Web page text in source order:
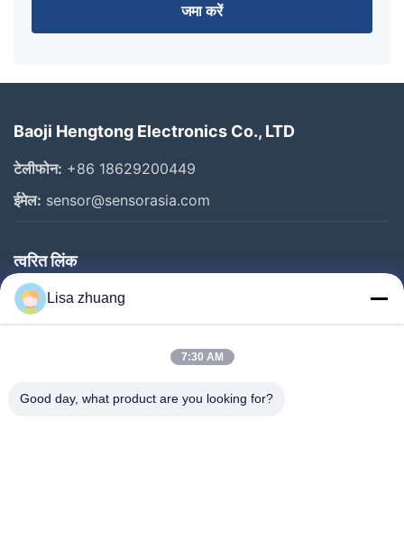
जमा करें
Baoji Hengtong Electronics Co., LTD
टेलीफोन: +86 18629200449
ईमेल: sensor@sensorasia.com
त्वरित लिंक
घर
उत्पादों
हमारे बारे में
Lisa zhuang
7:30 AM
Good day, what product are you looking for?